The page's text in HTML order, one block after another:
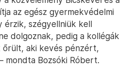
az egész gyermekvédelmi
érzik, szégyellniük kell
dolgoznak, pedig a kollégák
őrült, aki kevés pénzért,
mondta Bozsóki Róbert.